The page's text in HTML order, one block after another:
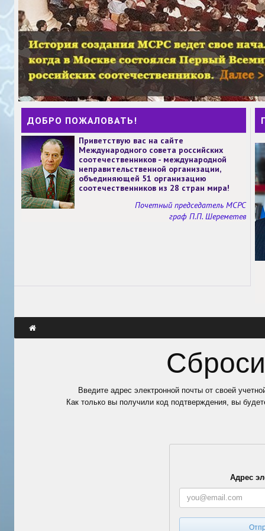
ДОБРО ПОЖАЛОВАТЬ!
Приветствую вас на сайте
Международного совета российских
соотечественников - международной
неправительственной организации,
объединяющей 51 организацию
соотечественников из 28 стран мира!
Почетный председатель МСРС
граф П.П. Шереметев
Введите адрес электронной почты от своей
Как только вы получили код подтверждения, вы
Адрес